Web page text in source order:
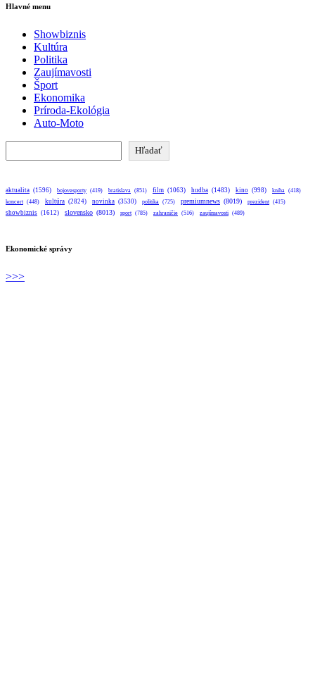
Hlavné menu
Showbiznis
Kultúra
Politika
Zaujímavosti
Šport
Ekonomika
Príroda-Ekológia
Auto-Moto
Hľadať
aktualita (1596) bojovesporty (419) bratislava (851) film (1063) hudba (1483) kino (998) kniha (418)
koncert (448) kultúra (2824) novinka (3530) politika (725) premiumnews (8019) prezident (415)
showbiznis (1612) slovensko (8013) sport (785) zahraničie (516) zaujímavosti (489)
Ekonomické správy
>>>